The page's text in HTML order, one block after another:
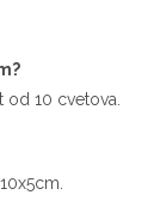
od 10 cvetova.